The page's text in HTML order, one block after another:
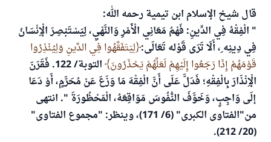
قال شيخ الإسلام ابن تيمية رحمه الله:
" الْفِقْهُ فِي الدِّينِ: فَهْمُ مَعَانِي الْأَمْرِ وَالنَّهْيِ، لِيَسْتَبْصِرَ الْإِنْسَانُ
فِي دِينِه ِ، أَلَا تَرَى قَوْله تَعَالَى: لِيَتَفَقَّهُوا فِي الدِّينِ وَلِيُنْذِرُوا
قَوْمَهُمْ إِذَا رَجَعُوا إِلَيْهِمْ لَعَلَّهُمْ يَحْذَرُونَ
التوبة/ 122. فَقَرَنَ
الْإِنْذَارَ بِالْفِقْهِ؛ فَدَلَّ عَلَى أَنَّ الْفِقْهَ مَا وَزَعَ عَنْ مُحَرَّمٍ، أَوْ دَعَا
إلَى وَاجِبٍ، وَخَوَّفَ النُّفُوسَ مَوَاقِعَهُ، الْمَحْظُورَةَ ". انتهى
من"الفتاوى الكبرى" (6/ 171)، وينظر: "مجموع الفتاوى"
(20/ 212).